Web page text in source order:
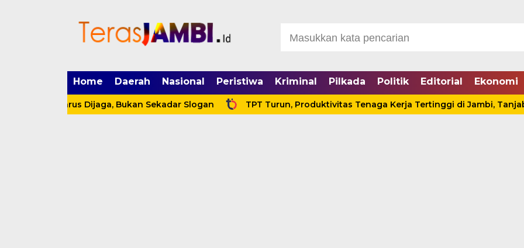
Home Daerah Nasional Peristiwa Kriminal Pilkada Politik Editorial Ekonomi
Harus Dijaga, Bukan Sekadar Slogan TPT Turun, Produktivitas Tenaga Kerja Tertinggi di Jambi, Tanjabbar